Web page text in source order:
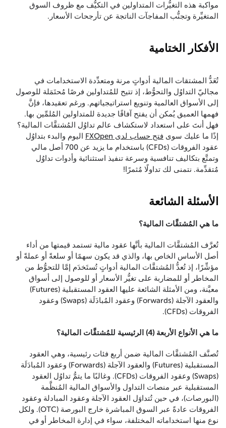
مواكبة هذه التغيُّرات المتداولين في التكيُّف مع ظروف السوق
المتغيِّرة وتجنُّب المفاجآت الناتجة عن تأرجحات الأسعار.
الأفكار الختامية
تُعَدُّ المشتقات المالية أدواتٍ مرنة ومتعدِّدة الاستخدامات في
مجاليّ التداوُل والتحوُّط، إذ تتيح للمُتداولين فرصًا مُحتَمَلة للوصول
إلى الأسواق العالمية وتنويع استراتيجياتهم. ورغم تعقيدها، فإنَّ
فهمها العميق يُمكن أن يفتح آفاقًا جديدة للمتداولين المُلمِّين بها.
فهل أنتَ على استعداد لاستكشاف عالم تداوُل المُشتقَّات المالية؟
إذًا ما عليك سوى فتح حساب لدى FXOpen
اليوم والبدء بتداوُل
عقود الفروقات (CFDs) باستخدام ما يزيد عن 700 أصل مالي
وتمتَّع بتكاليف تنافسية وسرعة تنفيذ استثنائية وأدوات تداوُل
مُتقدِّمة. نتمنى لك تداولًا مُثمرًا!
الأسئلة الشائعة
ما هي المُشتقَّات المالية؟
تُعرَّف المُشتقَّات المالية بأنَّها عقود مالية تستمد قيمتها من أداء
أصل الأساس الخاص بها، والذي قد يكون سهمًا أو سلعةً أو عملةً أو
مؤشِّرًا، إذ تُعدُّ المُشتقَّات المالية أدواتٍ تُستَخدَم إمَّا للتحوُّط من
المخاطر أو للمضاربة على تغيُّر الأسعار أو للوصول إلى أسواق
معيَّنة، ومن الأمثلة الشائعة عليها العقود المستقبلية (Futures)
والعقود الآجلة (Forwards) وعقود المُبادَلَة (Swaps) وعقود
الفروقات (CFDs).
ما هي الأنواع الأربعة (4) الرئيسية للمُشتقَّات المالية؟
تُصنَّف المُشتقَّات المالية ضمن أربع فئات رئيسية، وهي العقود
المستقبلية (Futures) والعقود الآجلة (Forwards) وعقود المُبادَلَة
(Swaps) وعقود الفروقات (CFDs). وغالبًا ما يتمُّ تداوُل العقود
المستقبلية عبر منصات التداول والأسواق المالية المُنظَّمة
(البورصات)، في حين تُتداوَل العقود الآجلة وعقود المبادلة وعقود
الفروقات عادةً عبر السوق المباشرة خارج البورصة (OTC). ولكل
نوع منها استخداماته المختلفة، سواء في إدارة المخاطر أو في